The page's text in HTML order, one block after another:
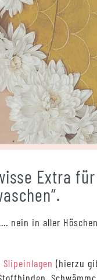
Extra
nein in aller
Slipeinlagen (hierzu